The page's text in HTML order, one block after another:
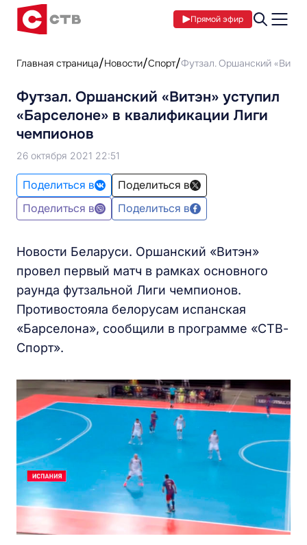
Прямой эфир
Главная страница Новости Спорт Футзал. Оршанский
Футзал. Оршанский «Витэн» уступил
«Барселоне» в квалификации Лиги
чемпионов
26 октября 2021 22:51
Поделиться в
Поделиться в
Поделиться в
Поделиться в
Новости Беларуси. Оршанский «Витэн»
провел первый матч в рамках основного
раунда футзальной Лиги чемпионов.
Противостояла белорусам испанская
«Барселона», сообщили в программе «СТВ-
Спорт».